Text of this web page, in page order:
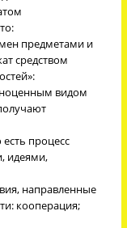
предметами и
средством
видом
процесс
идеями,
направленные
кооперация;